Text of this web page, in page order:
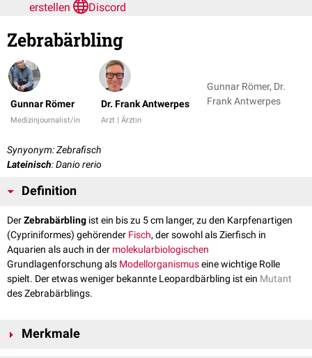
erstellen
Discord
Zebrabärbling
Gunnar Römer
Medizinjournalist/in
Dr. Frank Antwerpes
Arzt | Ärztin
Gunnar Römer, Dr.
Frank Antwerpes
Synyonym: Zebrafisch
Lateinisch: Danio rerio
Definition
DerZebrabärbling ist ein bis zu 5 cm langer, zu den Karpfenartigen
(Cypriniformes) gehörender Fisch, der sowohl als Zierfisch in
Aquarien als auch in der molekularbiologischen
Grundlagenforschung als Modellorganismuseine wichtige Rolle
spielt. Der etwas weniger bekannte Leopardbärbling ist ein Mutant
des Zebrabärblings.
Merkmale